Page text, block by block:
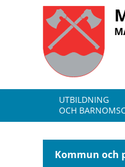
UTBILDNING
OCH
Kommun och